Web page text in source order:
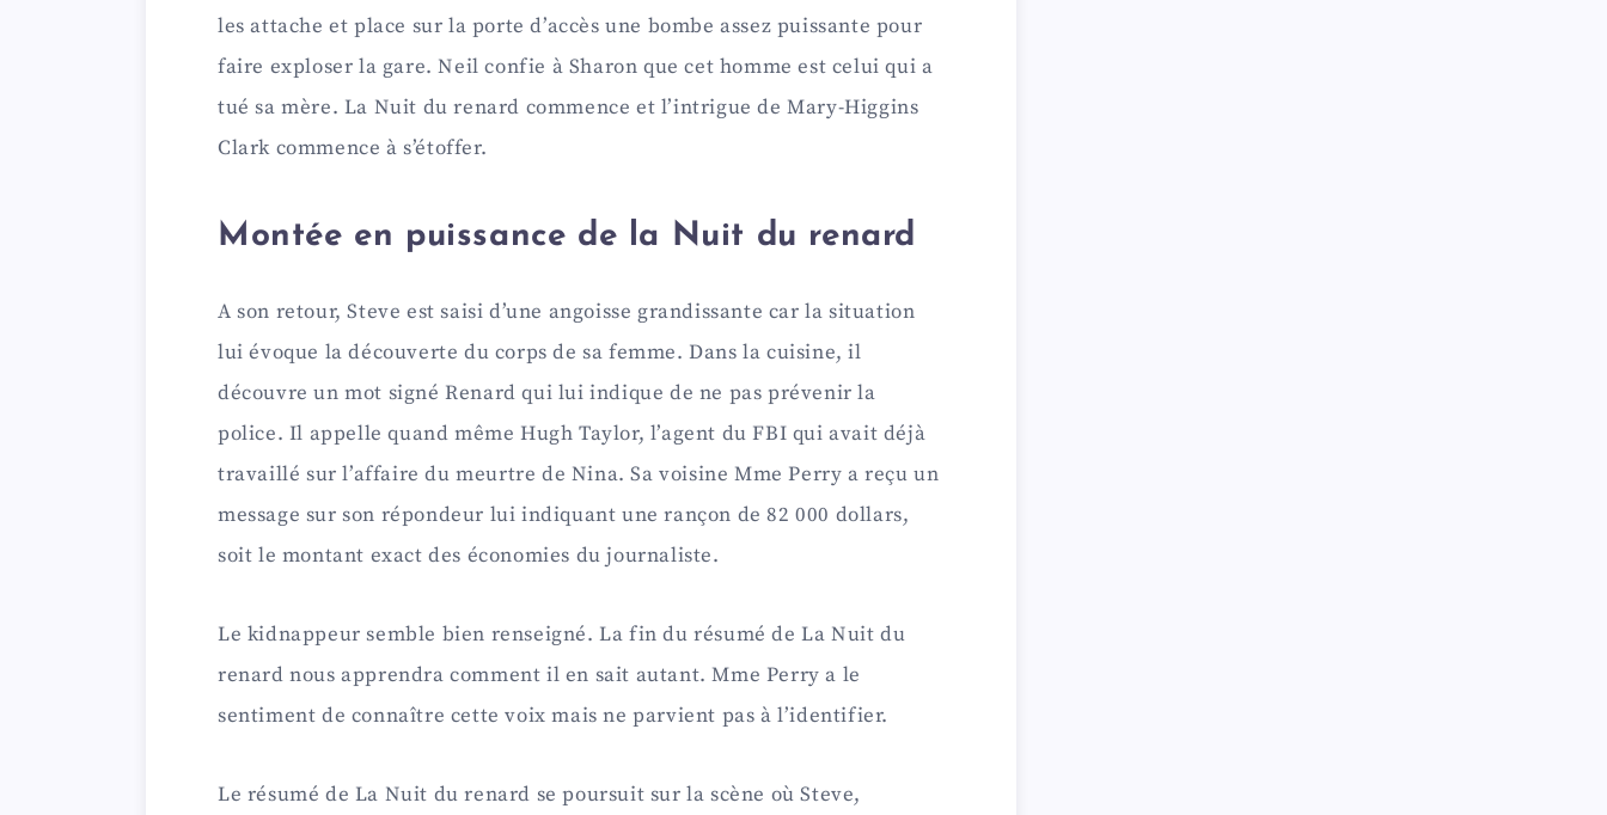
les attache et place sur la porte d’accès une bombe assez puissante pour
faire exploser la gare. Neil confie à Sharon que cet homme est celui qui a
tué sa mère. La Nuit du renard commence et l’intrigue de Mary-Higgins
Clark commence à s’étoffer.
Montée en puissance de la Nuit du renard
A son retour, Steve est saisi d’une angoisse grandissante car la situation
lui évoque la découverte du corps de sa femme. Dans la cuisine, il
découvre un mot signé Renard qui lui indique de ne pas prévenir la
police. Il appelle quand même Hugh Taylor, l’agent du FBI qui avait déjà
travaillé sur l’affaire du meurtre de Nina. Sa voisine Mme Perry a reçu un
message sur son répondeur lui indiquant une rançon de 82 000 dollars,
soit le montant exact des économies du journaliste.
Le kidnappeur semble bien renseigné. La fin du résumé de La Nuit du
renard nous apprendra comment il en sait autant. Mme Perry a le
sentiment de connaître cette voix mais ne parvient pas à l’identifier.
Le résumé de La Nuit du renard se poursuit sur la scène où Steve,